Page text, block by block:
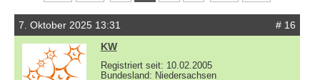
7. Oktober 2025 13:31
# 16
KW
Registriert seit: 10.02.2005
Bundesland: Niedersachsen